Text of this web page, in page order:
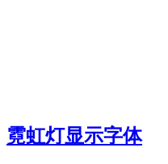
霓虹灯显示字体